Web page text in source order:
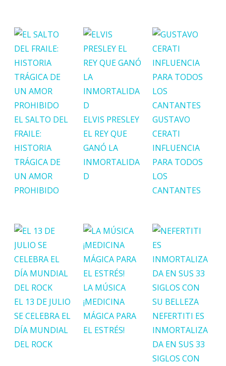
EL SALTO DEL
FRAILE:
HISTORIA
TRÁGICA DE
UN AMOR
PROHIBIDO
ELVIS PRESLEY
EL REY QUE
GANÓ LA
INMORTALIDA
D
GUSTAVO
CERATI
INFLUENCIA
PARA TODOS
LOS
CANTANTES
EL 13 DE JULIO
SE CELEBRA EL
DÍA MUNDIAL
DEL ROCK
LA MÚSICA
¡MEDICINA
MÁGICA PARA
EL ESTRÉS!
NEFERTITI ES
INMORTALIZA
DA EN SUS 33
SIGLOS CON